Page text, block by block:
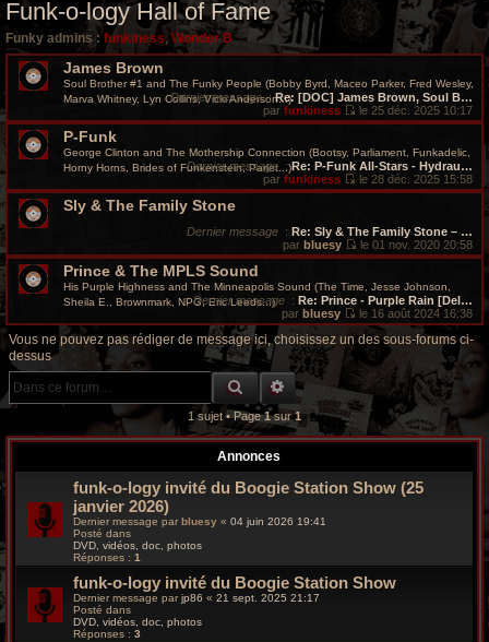
h
e
r
c
h
g
o
o
y
Funk-o-logy Hall of Fame
Funky admins : funkiness, Wonder B
James Brown
Soul Brother #1 and The Funky People (Bobby Byrd, Maceo Parker, Fred Wesley,
Marva Whitney, Lyn Collins, Vicki Anderson...)
Dernier message:Re: [DOC] James Brown, Soul B…
par funkiness
V
i
e
r
n
i
m
e
s
a
le 25 déc. 2025 10:17
P-Funk
George Clinton and The Mothership Connection (Bootsy, Parliament, Funkadelic,
Horny Horns, Brides of Funkenstein, Parlet...)
Dernier message :Re: P-Funk All-Stars - Hydrau…
par funkiness
V
r
e
r
n
i
e
r
s
a
e
le 28 déc. 2025 15:58
Sly & The Family Stone
Dernier message : Re: Sly & The Family Stone – …
par bluesy
V
r
e
d
e
e
r
e
g
le 01 nov. 2020 20:58
Prince & The MPLS Sound
His Purple Highness and The Minneapolis Sound (The Time, Jesse Johnson,
Sheila E., Brownmark, NPG, Eric Leeds...)
Dernier message : Re: Prince - Purple Rain [Del…
par bluesy
V
o
e
d
n
r
m
le 16 août 2024 16:38
Vous ne pouvez pas rédiger de message ici, choisissez un des sous-forums ci-
dessus
RECHERCHE GROOVY
RECHERCHE AVANCÉE
1 sujet • Page1sur1
Annonces
funk-o-logy invité du Boogie Station Show (25
janvier 2026)
Dernier message par bluesy « 04 juin 2026 19:41
Posté dans
DVD, vidéos, doc, photos
Réponses : 1
funk-o-logy invité du Boogie Station Show
Dernier message parjp86 « 21 sept. 2025 21:17
Posté dans
DVD, vidéos, doc, photos
Réponses : 3